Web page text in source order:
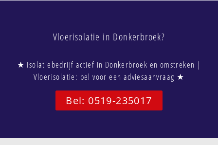
Vloerisolatie in Donkerbroek?
★ Isolatiebedrijf actief in Donkerbroek en omstreken |
Vloerisolatie: bel voor een adviesaanvraag ★
Bel: 0519-235017